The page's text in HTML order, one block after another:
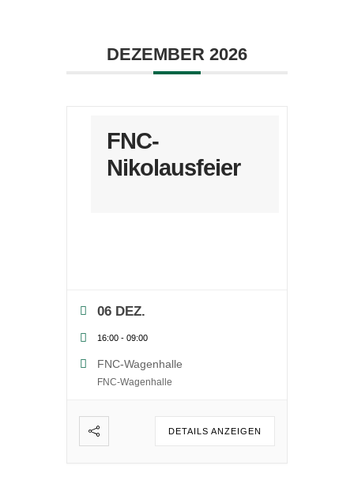
DEZEMBER 2026
FNC-
Nikolausfeier
06 DEZ.
16:00 - 09:00
FNC-Wagenhalle
FNC-Wagenhalle
DETAILS ANZEIGEN